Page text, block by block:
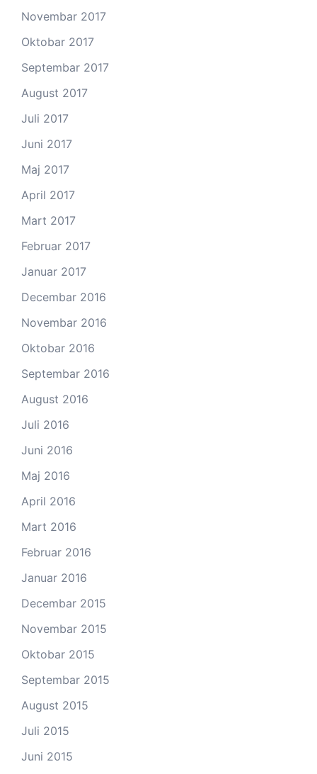
Novembar 2017
Oktobar 2017
Septembar 2017
August 2017
Juli 2017
Juni 2017
Maj 2017
April 2017
Mart 2017
Februar 2017
Januar 2017
Decembar 2016
Novembar 2016
Oktobar 2016
Septembar 2016
August 2016
Juli 2016
Juni 2016
Maj 2016
April 2016
Mart 2016
Februar 2016
Januar 2016
Decembar 2015
Novembar 2015
Oktobar 2015
Septembar 2015
August 2015
Juli 2015
Juni 2015